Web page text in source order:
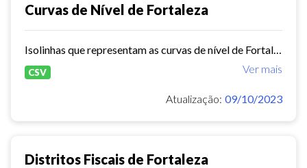
Curvas de Nível de Fortaleza
Ver mais
CSV
Atualização: 09/10/2023
Distritos Fiscais de Fortaleza